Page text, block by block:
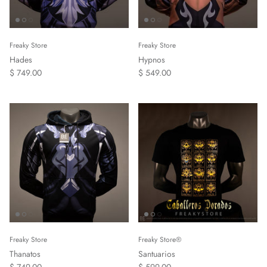
Freaky Store
Hades
$ 749.00
Freaky Store
Hypnos
$ 549.00
Freaky Store
Thanatos
Freaky Store®
Santuarios